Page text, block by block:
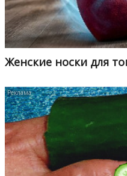
Женские носки для